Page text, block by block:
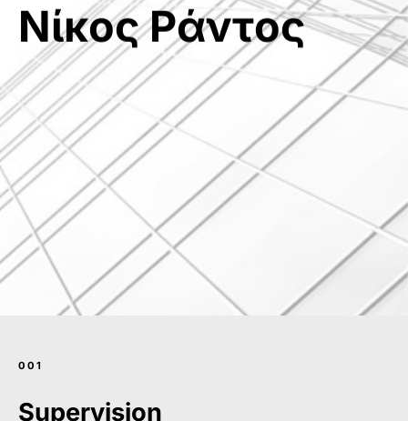
ΝίκοςΡάντος
0 0 1
Supervision